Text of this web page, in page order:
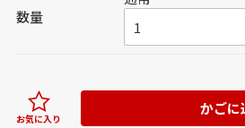
数量
かごに
お気に入り